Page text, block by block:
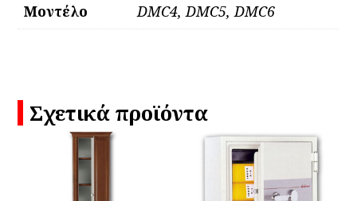
Μοντέλο
DMC4, DMC5, DMC6
Σχετικά προϊόντα